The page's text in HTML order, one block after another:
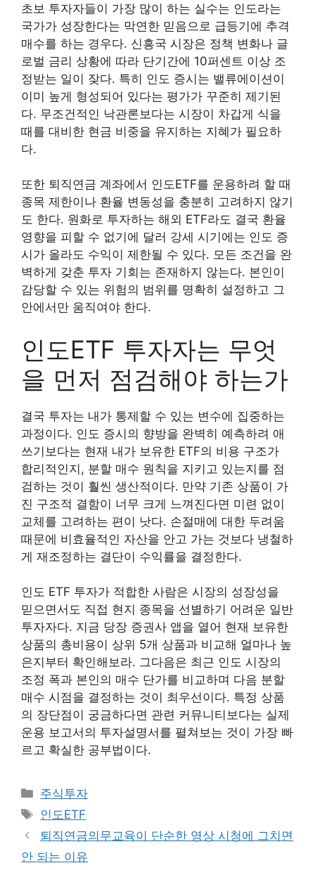
초보 투자자들이 가장 많이 하는 실수는 인도라는
국가가 성장한다는 막연한 믿음으로 급등기에 추격
매수를 하는 경우다. 신흥국 시장은 정책 변화나 글
로벌 금리 상황에 따라 단기간에 10퍼센트 이상 조
정받는 일이 잦다. 특히 인도 증시는 밸류에이션이
이미 높게 형성되어 있다는 평가가 꾸준히 제기된
다. 무조건적인 낙관론보다는 시장이 차갑게 식을
때를 대비한 현금 비중을 유지하는 지혜가 필요하
다.
또한 퇴직연금 계좌에서 인도ETF를 운용하려 할 때
종목 제한이나 환율 변동성을 충분히 고려하지 않기
도 한다. 원화로 투자하는 해외 ETF라도 결국 환율
영향을 피할 수 없기에 달러 강세 시기에는 인도 증
시가 올라도 수익이 제한될 수 있다. 모든 조건을 완
벽하게 갖춘 투자 기회는 존재하지 않는다. 본인이
감당할 수 있는 위험의 범위를 명확히 설정하고 그
안에서만 움직여야 한다.
인도ETF 투자자는 무엇
을 먼저 점검해야 하는가
결국 투자는 내가 통제할 수 있는 변수에 집중하는
과정이다. 인도 증시의 향방을 완벽히 예측하려 애
쓰기보다는 현재 내가 보유한 ETF의 비용 구조가
합리적인지, 분할 매수 원칙을 지키고 있는지를 점
검하는 것이 훨씬 생산적이다. 만약 기존 상품이 가
진 구조적 결함이 너무 크게 느껴진다면 미련 없이
교체를 고려하는 편이 낫다. 손절매에 대한 두려움
때문에 비효율적인 자산을 안고 가는 것보다 냉철하
게 재조정하는 결단이 수익률을 결정한다.
인도 ETF 투자가 적합한 사람은 시장의 성장성을
믿으면서도 직접 현지 종목을 선별하기 어려운 일반
투자자다. 지금 당장 증권사 앱을 열어 현재 보유한
상품의 총비용이 상위 5개 상품과 비교해 얼마나 높
은지부터 확인해보라. 그다음은 최근 인도 시장의
조정 폭과 본인의 매수 단가를 비교하며 다음 분할
매수 시점을 결정하는 것이 최우선이다. 특정 상품
의 장단점이 궁금하다면 관련 커뮤니티보다는 실제
운용 보고서의 투자설명서를 펼쳐보는 것이 가장 빠
르고 확실한 공부법이다.
카
테
리
주식투자
태
그
인도ETF
퇴직연금의무교육이 단순한 영상 시청에 그치면
안 되는 이유